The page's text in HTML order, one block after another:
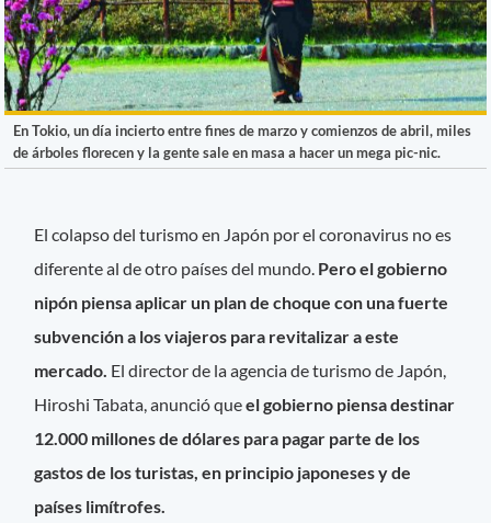
En Tokio, un día incierto entre fines de marzo y comienzos de abril, miles
de árboles florecen y la gente sale en masa a hacer un mega pic-nic.
El colapso del turismo en Japón por el coronavirus no es
diferente al de otro países del mundo. Pero el gobierno
nipón piensa aplicar un plan de choque con una fuerte
subvención a los viajeros para revitalizar a este
mercado. El director de la agencia de turismo de Japón,
Hiroshi Tabata, anunció queel gobierno piensa destinar
12.000 millones de dólares para pagar parte de los
gastos de los turistas, en principio japoneses y de
países limítrofes.